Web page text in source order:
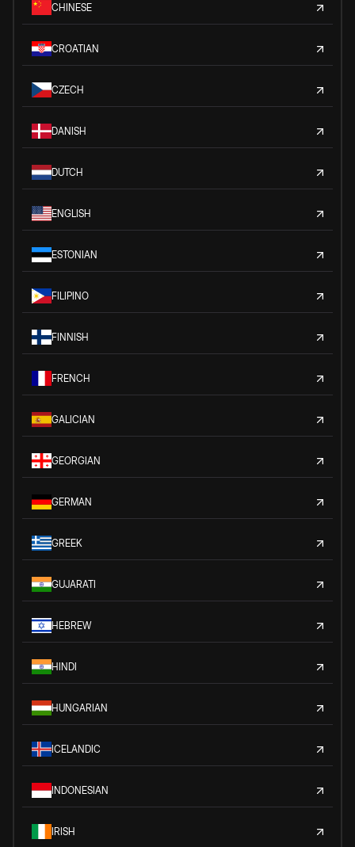
CHINESE
CROATIAN
CZECH
DANISH
DUTCH
ENGLISH
ESTONIAN
FILIPINO
FINNISH
FRENCH
GALICIAN
GEORGIAN
GERMAN
GREEK
GUJARATI
HEBREW
HINDI
HUNGARIAN
ICELANDIC
INDONESIAN
IRISH